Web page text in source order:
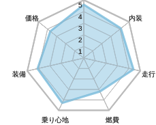
内装
走行
燃費
乗り心地
装備
価格
1
2
3
4
5
内装
走行
燃費
乗り心地
装備
価格
1
2
3
4
5